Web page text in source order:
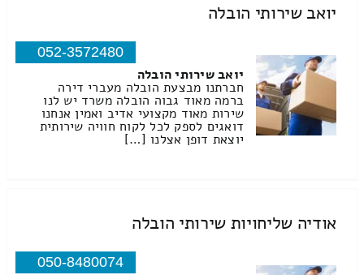
יואב שירותי הובלה
052-3572480
יואב שירותי הובלה
חברתנו מבצעת הובלה מעברי דירה
ברמה מאוד גבוה הובלה משרד יש לנו
שירות מאוד מקצועי אדיב ואמין אנחנו
דואגים לספק לכל לקוח חוויה שירותית
יוצאת דופן אצלנו […]
אודיה שליחויות שירותי הובלה
050-8480074